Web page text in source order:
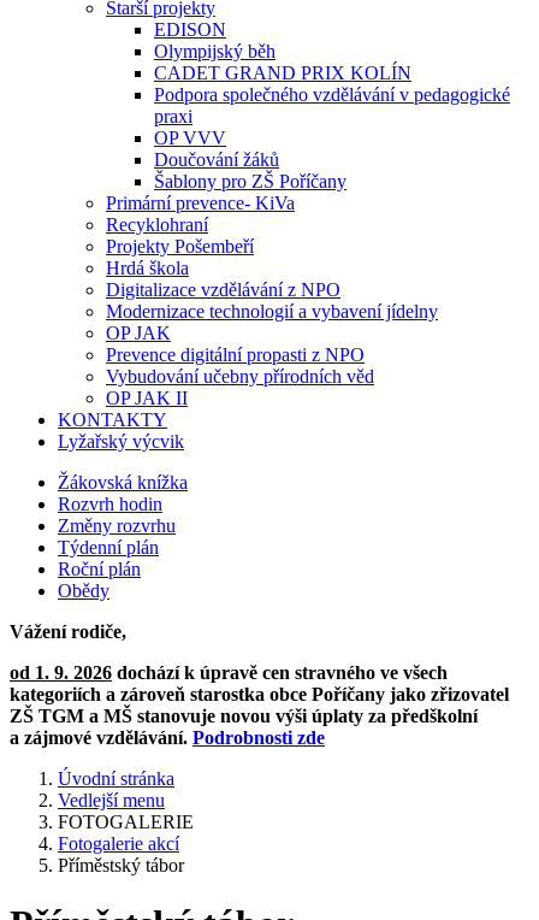
Starší projekty
EDISON
Olympijský běh
CADET GRAND PRIX KOLÍN
Podpora společného vzdělávání v pedagogické
praxi
OP VVV
Doučování žáků
Šablony pro ZŠ Poříčany
Primární prevence- KiVa
Recyklohraní
Projekty Pošembeří
Hrdá škola
Digitalizace vzdělávání z NPO
Modernizace technologií a vybavení jídelny
OP JAK
Prevence digitální propasti z NPO
Vybudování učebny přírodních věd
OP JAK II
KONTAKTY
Lyžařský výcvik
Žákovská knížka
Rozvrh hodin
Změny rozvrhu
Týdenní plán
Roční plán
Obědy
Vážení rodiče,
od 1. 9. 2026 dochází k úpravě cen stravného ve všech
kategoriích a zároveň starostka obce Poříčany jako zřizovatel
ZŠ TGM a MŠ stanovuje novou výši úplaty za předškolní
a zájmové vzdělávání. Podrobnosti zde
Úvodní stránka
Vedlejší menu
FOTOGALERIE
Fotogalerie akcí
Příměstský tábor